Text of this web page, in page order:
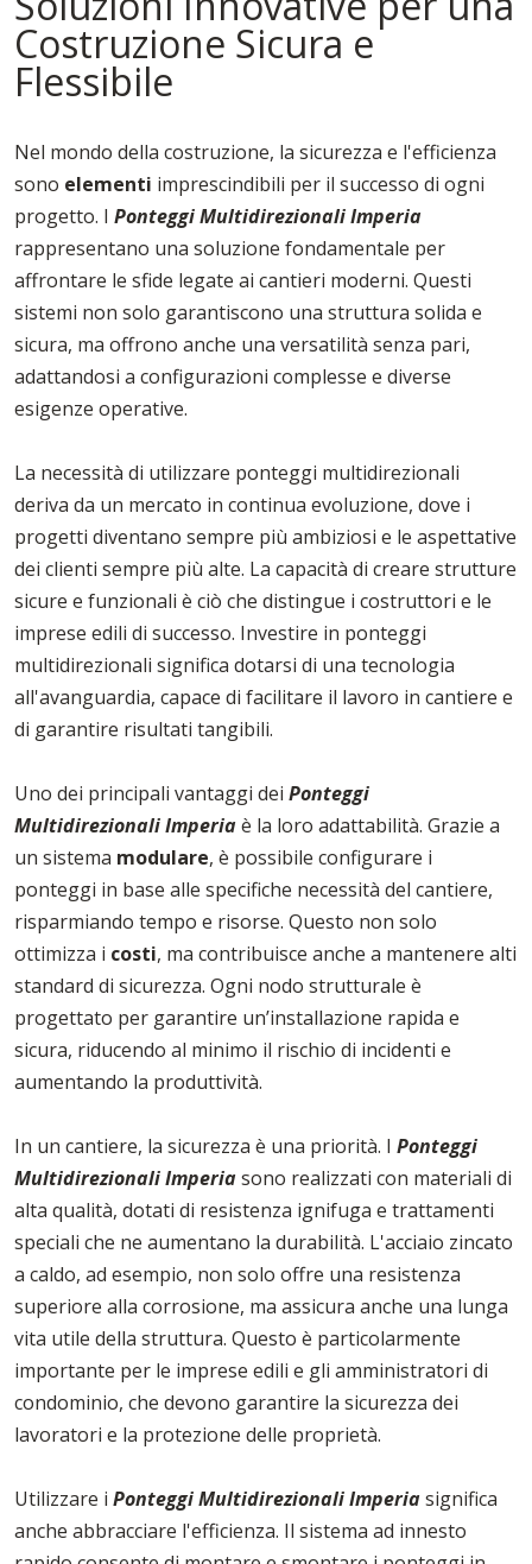
Costruzione Sicura e
Flessibile
Nel mondo della costruzione, la sicurezza e l'efficienza
sono elementi imprescindibili per il successo di ogni
progetto. I Ponteggi Multidirezionali Imperia
rappresentano una soluzione fondamentale per
affrontare le sfide legate ai cantieri moderni. Questi
sistemi non solo garantiscono una struttura solida e
sicura, ma offrono anche una versatilità senza pari,
adattandosi a configurazioni complesse e diverse
esigenze operative.
La necessità di utilizzare ponteggi multidirezionali
deriva da un mercato in continua evoluzione, dove i
progetti diventano sempre più ambiziosi e le aspettative
dei clienti sempre più alte. La capacità di creare strutture
sicure e funzionali è ciò che distingue i costruttori e le
imprese edili di successo. Investire in ponteggi
multidirezionali significa dotarsi di una tecnologia
all'avanguardia, capace di facilitare il lavoro in cantiere e
di garantire risultati tangibili.
Uno dei principali vantaggi dei Ponteggi
Multidirezionali Imperiaè la loro adattabilità. Grazie a
un sistema modulare, è possibile configurare i
ponteggi in base alle specifiche necessità del cantiere,
risparmiando tempo e risorse. Questo non solo
ottimizza i costi, ma contribuisce anche a mantenere alti
standard di sicurezza. Ogni nodo strutturale è
progettato per garantire un’installazione rapida e
sicura, riducendo al minimo il rischio di incidenti e
aumentando la produttività.
In un cantiere, la sicurezza è una priorità. I Ponteggi
Multidirezionali Imperiasono realizzati con materiali di
alta qualità, dotati di resistenza ignifuga e trattamenti
speciali che ne aumentano la durabilità. L'acciaio zincato
a caldo, ad esempio, non solo offre una resistenza
superiore alla corrosione, ma assicura anche una lunga
vita utile della struttura. Questo è particolarmente
importante per le imprese edili e gli amministratori di
condominio, che devono garantire la sicurezza dei
lavoratori e la protezione delle proprietà.
Utilizzare i Ponteggi Multidirezionali Imperiasignifica
anche abbracciare l'efficienza. Il sistema ad innesto